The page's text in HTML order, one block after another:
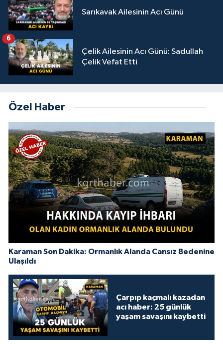
Sarıkavak Ailesinin Acı Günü
Çelik Ailesinin Acı Günü: Sadullah
Çelik Vefat Etti
6
Özel Haber
Karaman Son Dakika: Ormanlık Alanda Cansız Bedenine
Ulaşıldı
Çarpıp kaçmalı kazadan
acı haber: 25 günlük
yaşam savaşını kaybetti